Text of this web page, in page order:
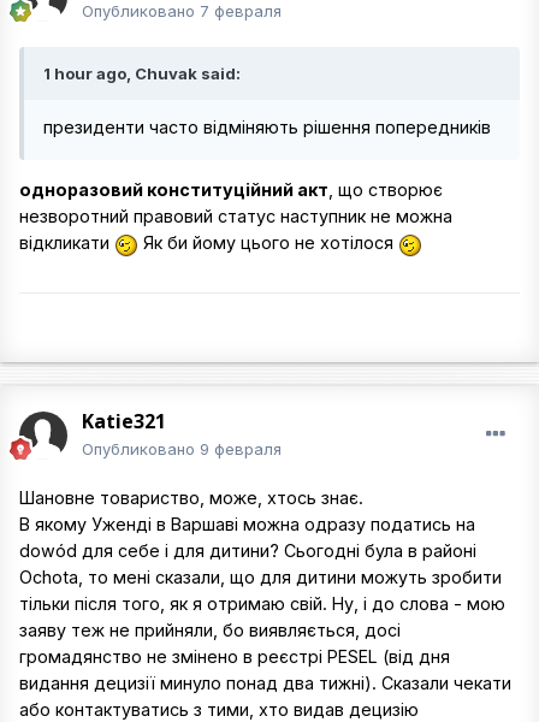
Опубликовано 7 февраля
1 hour ago, Chuvak said:
президенти часто відміняють рішення попередників
одноразовий конституційний акт, що створює
незворотний правовий статус наступник не можна
відкликати
Як би йому цього не хотілося
Katie321
Опубликовано 9 февраля
Шановне товариство, може, хтось знає.
В якому Уженді в Варшаві можна одразу податись на
dowód для себе і для дитини? Сьогодні була в районі
Ochota, то мені сказали, що для дитини можуть зробити
тільки після того, як я отримаю свій. Ну, і до слова - мою
заяву теж не прийняли, бо виявляється, досі
громадянство не змінено в реєстрі PESEL (від дня
видання децизії минуло понад два тижні). Сказали чекати
або контактуватись з тими, хто видав децизію